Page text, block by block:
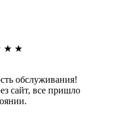
★ ★
обслуживания!
сайт, все пришло